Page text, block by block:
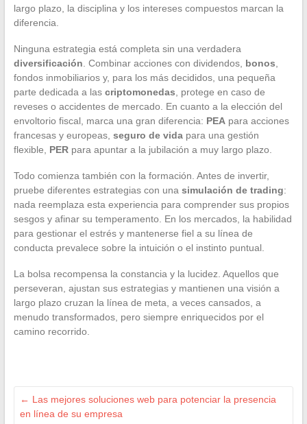
largo plazo, la disciplina y los intereses compuestos marcan la
diferencia.
Ninguna estrategia está completa sin una verdadera
diversificación . Combinar acciones con dividendos, bonos
fondos inmobiliarios y, para los más decididos, una pequeña
parte dedicada a las criptomonedas , protege en caso de
reveses o accidentes de mercado. En cuanto a la elección del
envoltorio fiscal, marca una gran diferencia: PEApara acciones
francesas y europeas, seguro de vidapara una gestión
flexible, PERpara apuntar a la jubilación a muy largo plazo.
Todo comienza también con la formación. Antes de invertir,
pruebe diferentes estrategias con una simulación de trading:
nada reemplaza esta experiencia para comprender sus propios
sesgos y afinar su temperamento. En los mercados, la habilidad
para gestionar el estrés y mantenerse fiel a su línea de
conducta prevalece sobre la intuición o el instinto puntual.
La bolsa recompensa la constancia y la lucidez. Aquellos que
perseveran, ajustan sus estrategias y mantienen una visión a
largo plazo cruzan la línea de meta, a veces cansados, a
menudo transformados, pero siempre enriquecidos por el
camino recorrido.
← Las mejores soluciones web para potenciar la presencia
en línea de su empresa